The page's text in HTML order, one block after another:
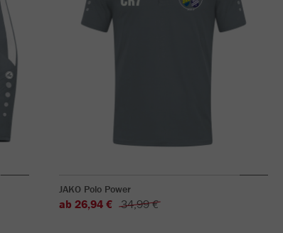
JAKO Polo Power
ab 26,94 € 34,99 €